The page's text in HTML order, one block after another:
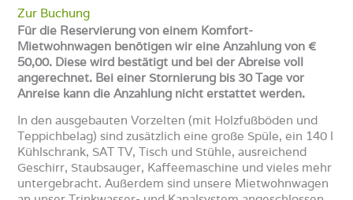
Zur Buchung
Für die Reservierung von einem Komfort-
Mietwohnwagen benötigen wir eine Anzahlung von €
50,00. Diese wird bestätigt und bei der Abreise voll
angerechnet. Bei einer Stornierung bis 30 Tage vor
Anreise kann die Anzahlung nicht erstattet werden.
In den ausgebauten Vorzelten (mit Holzfußböden und
Teppichbelag) sind zusätzlich eine große Spüle, ein 140 l
Kühlschrank, SAT TV, Tisch und Stühle, ausreichend
Geschirr, Staubsauger, Kaffeemaschine und vieles mehr
untergebracht. Außerdem sind unsere Mietwohnwagen